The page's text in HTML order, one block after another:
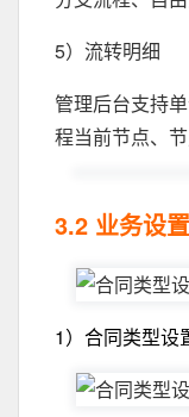
5）流转明细
管理后台支持
程当前节点、
3.2 业务设置
1）合同类型设